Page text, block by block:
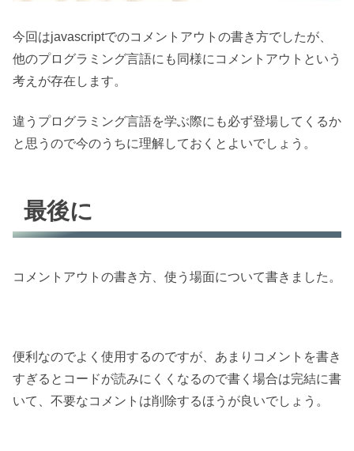
今回はjavascriptでのコメントアウトの書き方でしたが、
他のプログラミング言語にも同様にコメントアウトという
考えが存在します。
違うプログラミング言語を学ぶ際にも必ず登場してくるか
と思うので今のうちに理解しておくとよいでしょう。
最後に
コメントアウトの書き方、使う場面について書きました。
便利なのでよく使用するのですが、あまりコメントを書き
すぎるとコードが読みにくくなるので書く場合は完結に書
いて、不要なコメントは削除するほうが良いでしょう。